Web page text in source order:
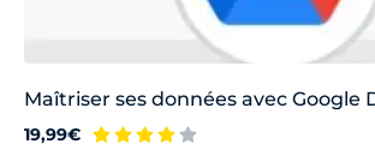
Maîtriser ses données avec Google
19,99€